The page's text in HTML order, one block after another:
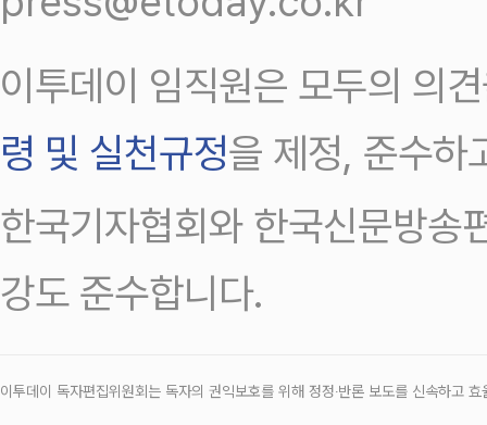
이투데이 임직원은 모두의 의
령 및 실천규정을 제정, 준수하
한국기자협회와 한국신문방송
강도 준수합니다.
이투데이 독자편집위원회는 독자의 권익보호를 위해 정정‧반론 보도를 신속하고